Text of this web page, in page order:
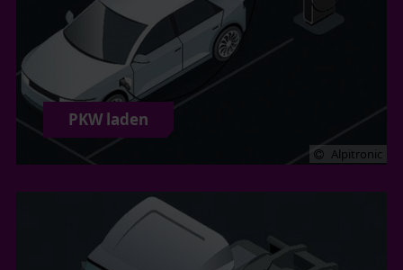
Alpitronic
PKW laden